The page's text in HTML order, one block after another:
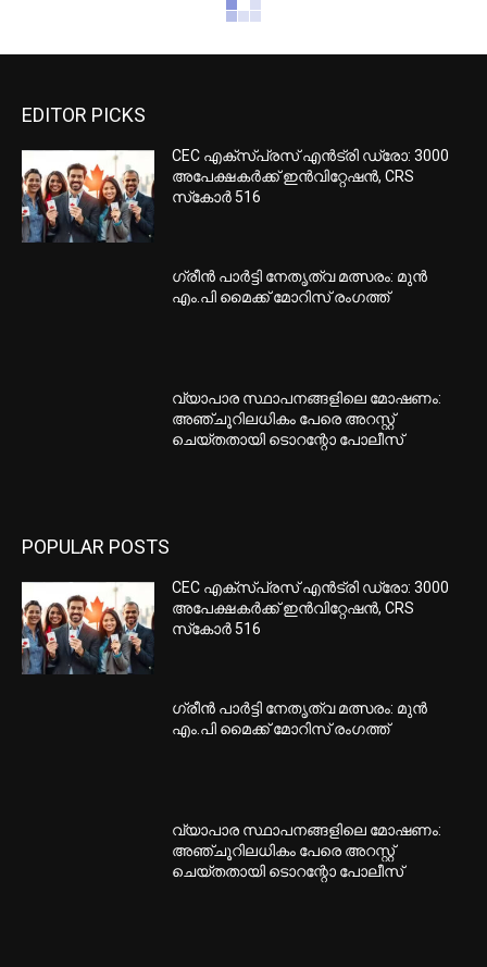
EDITOR PICKS
CEC എക്‌സ്പ്രസ് എന്‍ട്രി ഡ്രോ: 3000
അപേക്ഷകര്‍ക്ക് ഇന്‍വിറ്റേഷന്‍, CRS
സ്‌കോര്‍ 516
ഗ്രീന്‍ പാര്‍ട്ടി നേതൃത്വ മത്സരം: മുന്‍
എം.പി മൈക്ക് മോറിസ് രംഗത്ത്
വ്യാപാര സ്ഥാപനങ്ങളിലെ മോഷണം:
അഞ്ചൂറിലധികം പേരെ അറസ്റ്റ്
ചെയ്തതായി ടൊറന്റോ പോലീസ്
POPULAR POSTS
CEC എക്‌സ്പ്രസ് എന്‍ട്രി ഡ്രോ: 3000
അപേക്ഷകര്‍ക്ക് ഇന്‍വിറ്റേഷന്‍, CRS
സ്‌കോര്‍ 516
ഗ്രീന്‍ പാര്‍ട്ടി നേതൃത്വ മത്സരം: മുന്‍
എം.പി മൈക്ക് മോറിസ് രംഗത്ത്
വ്യാപാര സ്ഥാപനങ്ങളിലെ മോഷണം:
അഞ്ചൂറിലധികം പേരെ അറസ്റ്റ്
ചെയ്തതായി ടൊറന്റോ പോലീസ്